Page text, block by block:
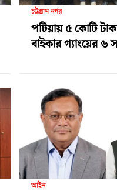
চট্টগ্রাম নগর
পটিয়ায় ৫ কোটি
বাইকার গ্যাংয়ের ৬
আইন